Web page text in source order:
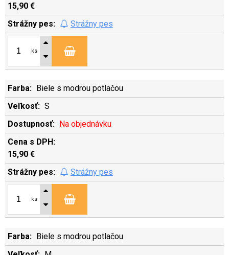
15,90 €
Strážny pes
ks
Biele s modrou potlačou
S
Na objednávku
15,90 €
Strážny pes
ks
Biele s modrou potlačou